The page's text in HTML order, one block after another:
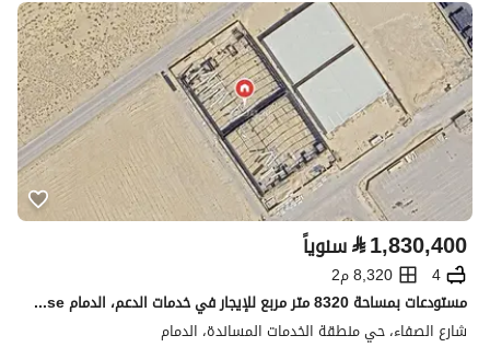
⃁1,830,400 سنوياً
4
8,320 م2
مستودعات بمساحة 8320 متر مربع للإيجار في خدمات الدعم، الدمام Warehouse
شارع الصفاء، حي منطقة الخدمات المساندة، الدمام